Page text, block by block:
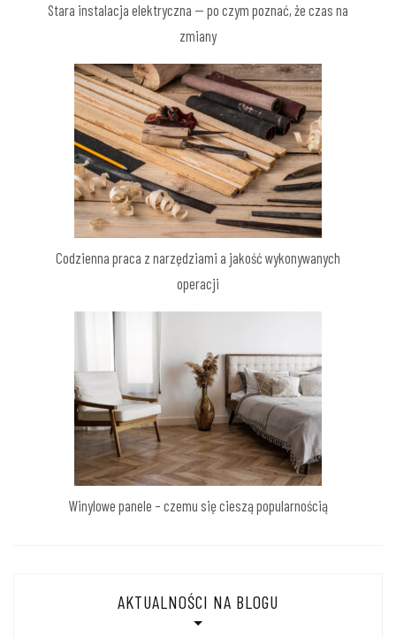
Stara instalacja elektryczna — po czym poznać, że czas na
zmiany
Codzienna praca z narzędziami a jakość wykonywanych
operacji
Winylowe panele – czemu się cieszą popularnością
AKTUALNOŚCI NA BLOGU